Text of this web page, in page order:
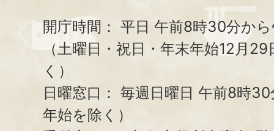
開庁時間： 平日 午前8時30分か
（土曜日・祝日・年末年始12月
く）
日曜窓口： 毎週日曜日 午前8時
年始を除く）